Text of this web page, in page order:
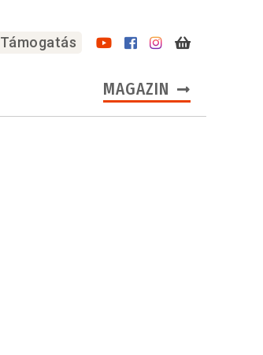
Támogatás
MAGAZIN